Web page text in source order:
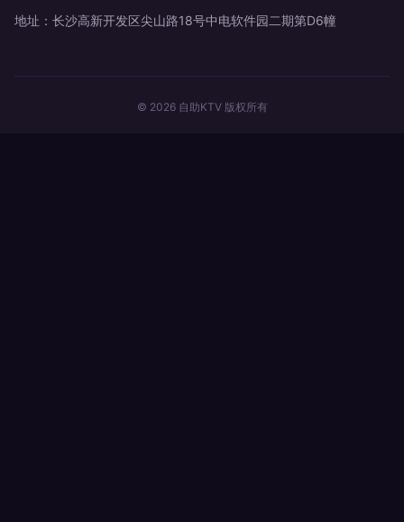
地址：长沙高新开发区尖山路18号中电软件园二期第D6幢
© 2026 自助KTV 版权所有